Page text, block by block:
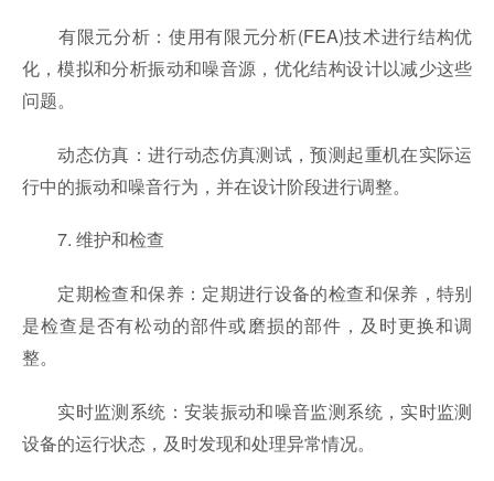
有限元分析：使用有限元分析(FEA)技术进行结构优
化，模拟和分析振动和噪音源，优化结构设计以减少这些
问题。
动态仿真：进行动态仿真测试，预测起重机在实际运
行中的振动和噪音行为，并在设计阶段进行调整。
7. 维护和检查
定期检查和保养：定期进行设备的检查和保养，特别
是检查是否有松动的部件或磨损的部件，及时更换和调
整。
实时监测系统：安装振动和噪音监测系统，实时监测
设备的运行状态，及时发现和处理异常情况。